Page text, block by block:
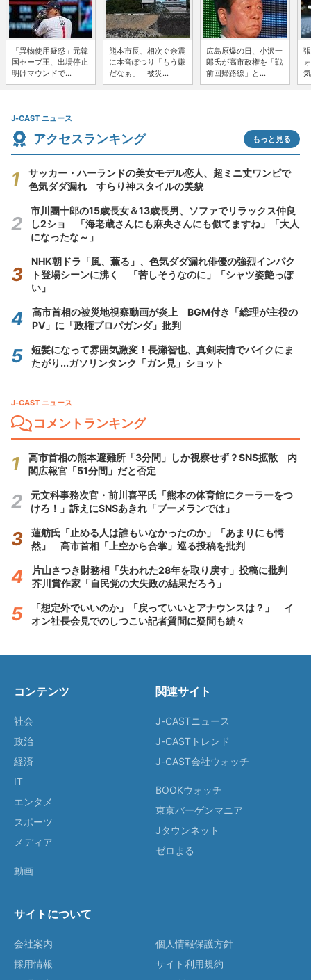
「異物使用疑惑」元韓
国セーブ王、出場停止
明けマウンドで...
熊本市長、相次ぐ余震
に本音ぽつり「もう嫌
だなぁ」 被災...
広島原爆の日、小沢一
郎氏が高市政権を「戦
前回帰路線」と...
J-CAST ニュース
アクセスランキング もっと見る
サッカー・ハーランドの美女モデル恋人、超ミニ丈ワンピで
色気ダダ漏れ すらり神スタイルの美貌
市川團十郎の15歳長女＆13歳長男、ソファでリラックス仲良
し2ショ 「海老蔵さんにも麻央さんにも似てますね」「大人
になったな～」
NHK朝ドラ「風、薫る」、色気ダダ漏れ俳優の強烈インパク
ト登場シーンに沸く 「苦しそうなのに」「シャツ姿艶っぽ
い」
高市首相の被災地視察動画が炎上 BGM付き「総理が主役の
PV」に「政権プロパガンダ」批判
短髪になって雰囲気激変！長瀬智也、真剣表情でバイクにま
たがり...ガソリンタンク「ガン見」ショット
J-CAST ニュース
コメントランキング
高市首相の熊本避難所「3分間」しか視察せず？SNS拡散 内
閣広報官「51分間」だと否定
元文科事務次官・前川喜平氏「熊本の体育館にクーラーをつ
けろ！」訴えにSNSあきれ「ブーメランでは」
蓮舫氏「止める人は誰もいなかったのか」「あまりにも愕
然」 高市首相「上空から合掌」巡る投稿を批判
片山さつき財務相「失われた28年を取り戻す」投稿に批判
芥川賞作家「自民党の大失政の結果だろう」
「想定外でいいのか」「戻っていいとアナウンスは？」 イ
オン社長会見でのしつこい記者質問に疑問も続々
コンテンツ
社会
政治
経済
IT
エンタメ
スポーツ
メディア
動画
関連サイト
J-CASTニュース
J-CASTトレンド
J-CAST会社ウォッチ
BOOKウォッチ
東京バーゲンマニア
Jタウンネット
ゼロまる
サイトについて
会社案内
採用情報
個人情報保護方針
サイト利用規約